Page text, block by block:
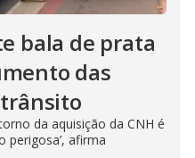
bala de prata
das
da aquisição da CNH é
perigosa’, afirma